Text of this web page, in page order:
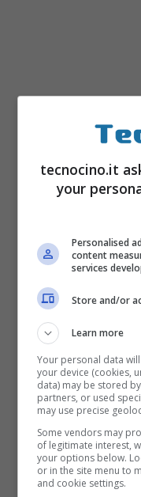
tecnocino.it
your
Personalised
content
services
Store and/or
Learn more
Your personal data
your device (cookies,
data) may be stored
partners, or used
may use precise
Some vendors may
of legitimate interest,
your options below.
or in the site menu to
and cookie settings.